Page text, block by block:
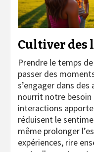
Cultiver des
Prendre le temps
passer des
s’engager dans
nourrit notre besoin
interactions
réduisent le
même prolonger
expériences, rire